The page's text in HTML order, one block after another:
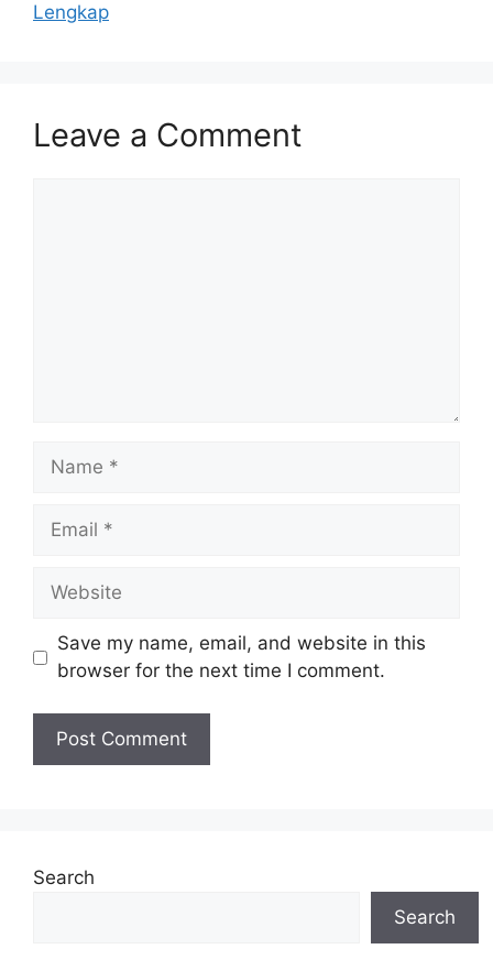
Lengkap
Leave a Comment
Name
Email
Website
Save my name, email, and website in this
browser for the next time I comment.
Search
Search